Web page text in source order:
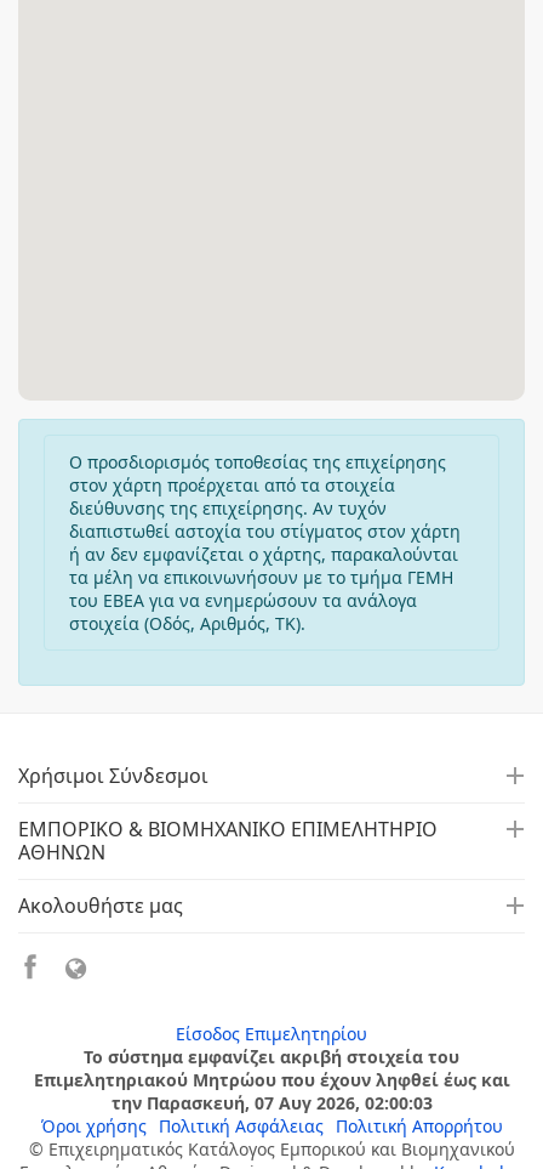
Ο προσδιορισμός τοποθεσίας της επιχείρησης
στον χάρτη προέρχεται από τα στοιχεία
διεύθυνσης της επιχείρησης. Αν τυχόν
διαπιστωθεί αστοχία του στίγματος στον χάρτη
ή αν δεν εμφανίζεται ο χάρτης, παρακαλούνται
τα μέλη να επικοινωνήσουν με το τμήμα ΓΕΜΗ
του ΕΒΕΑ για να ενημερώσουν τα ανάλογα
στοιχεία (Οδός, Αριθμός, ΤΚ).
Χρήσιμοι Σύνδεσμοι
ΕΜΠΟΡΙΚΟ & ΒΙΟΜΗΧΑΝΙΚΟ ΕΠΙΜΕΛΗΤΗΡΙΟ
ΑΘΗΝΩΝ
Ακολουθήστε μας
Είσοδος Επιμελητηρίου
Το σύστημα εμφανίζει ακριβή στοιχεία του
Επιμελητηριακού Μητρώου που έχουν ληφθεί έως και
την Παρασκευή, 07 Αυγ 2026, 02:00:03
Όροι χρήσης
Πολιτική Ασφάλειας
Πολιτική Απορρήτου
© Επιχειρηματικός Κατάλογος Εμπορικού και Βιομηχανικού